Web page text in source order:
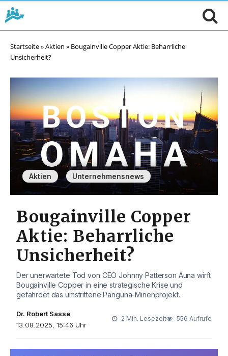
Startseite»Aktien » Bougainville Copper Aktie: Beharrliche
Unsicherheit?
Aktien , Unternehmensnews
Bougainville Copper
Aktie: Beharrliche
Unsicherheit?
Der unerwartete Tod von CEO Johnny Patterson Auna wirft
Bougainville Copper in eine strategische Krise und
gefährdet das umstrittene Panguna-Minenprojekt.
Dr. Robert Sasse
13.08.2025, 15:46 Uhr
2 Min. Lesezeit 556 Aufrufe